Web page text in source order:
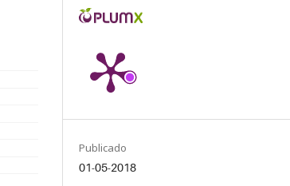
Publicado
01-05-2018